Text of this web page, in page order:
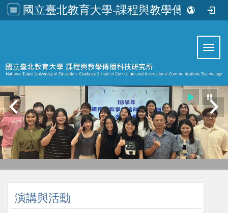
國立臺北教育大學-課程與教學傳播科技研究所
演講與活動